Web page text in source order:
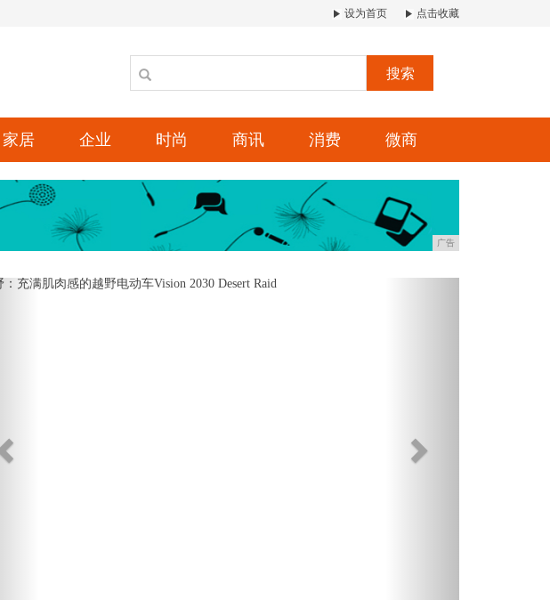
设为首页 点击收藏
搜索
家居 企业 时尚 商讯 消费 微商
广告
Previous